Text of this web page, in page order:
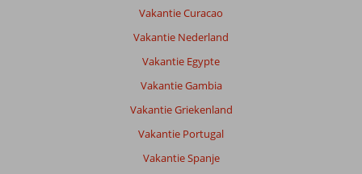
Vakantie Curacao
Vakantie Nederland
Vakantie Egypte
Vakantie Gambia
Vakantie Griekenland
Vakantie Portugal
Vakantie Spanje